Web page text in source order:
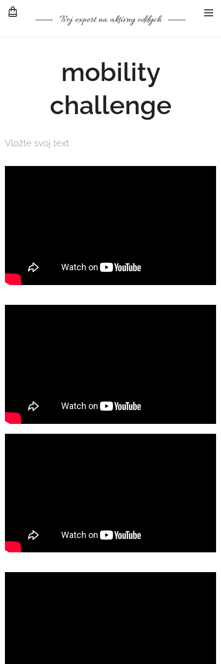
Tvoj expert na aktívny oddych
mobility
challenge
Vložte svoj text